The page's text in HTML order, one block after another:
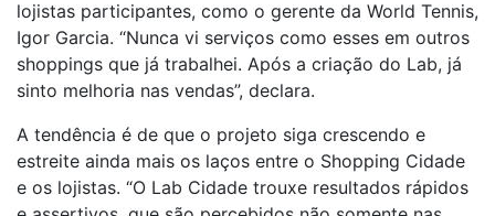
lojistas participantes, como o gerente da World Tennis,
Igor Garcia. “Nunca vi serviços como esses em outros
shoppings que já trabalhei. Após a criação do Lab, já
sinto melhoria nas vendas”, declara.
A tendência é de que o projeto siga crescendo e
estreite ainda mais os laços entre o Shopping Cidade
e os lojistas. “O Lab Cidade trouxe resultados rápidos